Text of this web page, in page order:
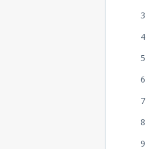
3
4
5
6
7
8
9